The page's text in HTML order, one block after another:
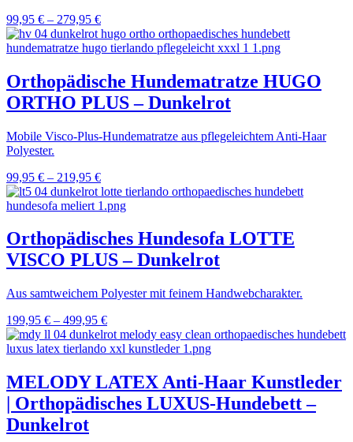
99,95 € – 279,95 €
Orthopädische Hundematratze HUGO
ORTHO PLUS – Dunkelrot
Mobile Visco-Plus-Hundematratze aus pflegeleichtem Anti-Haar
Polyester.
99,95 € – 219,95 €
Orthopädisches Hundesofa LOTTE
VISCO PLUS – Dunkelrot
Aus samtweichem Polyester mit feinem Handwebcharakter.
199,95 € – 499,95 €
MELODY LATEX Anti-Haar Kunstleder
| Orthopädisches LUXUS-Hundebett –
Dunkelrot